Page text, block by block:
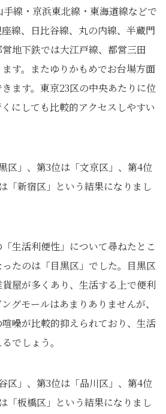
線・京浜東北線・東海道線などで
線、日比谷線、丸の内線、半蔵門
地下鉄では大江戸線、都営三田
す。またゆりかもめでお台場方面
ます。東京23区の中央あたりに位
にしても比較的アクセスしやすい
区」、第3位は「文京区」、第4位
「新宿区」という結果になりまし
生活利便性」について尋ねたとこ
たのは「目黒区」でした。目黒区
屋が多くあり、生活する上で便利
グモールはあまりありませんが、
噪が比較的抑えられており、生活
でしょう。
区」、第3位は「品川区」、第4位
「板橋区」という結果になりまし